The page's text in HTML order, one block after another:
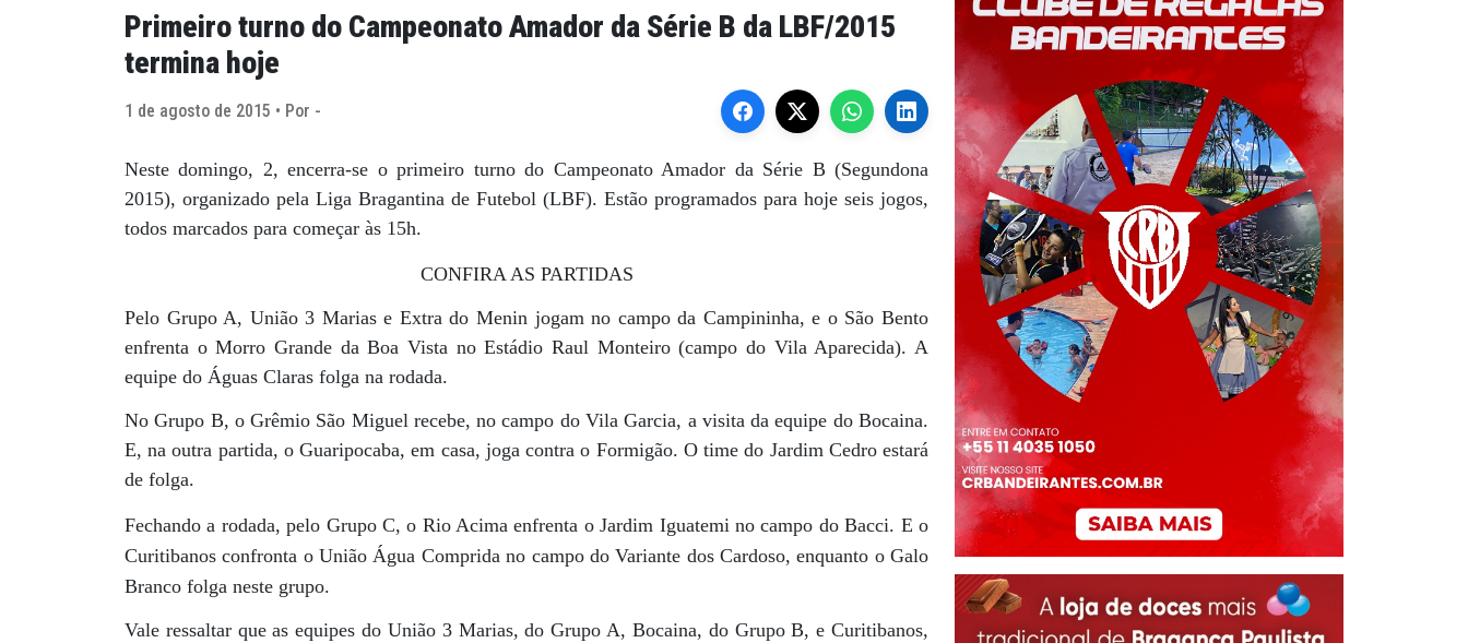
Primeiro turno do Campeonato Amador da Série B da LBF/2015
termina hoje
1 de agosto de 2015 • Por -
Neste domingo, 2, encerra-se o primeiro turno do Campeonato Amador da Série B (Segundona
2015), organizado pela Liga Bragantina de Futebol (LBF). Estão programados para hoje seis jogos,
todos marcados para começar às 15h.
CONFIRA AS PARTIDAS
Pelo Grupo A, União 3 Marias e Extra do Menin jogam no campo da Campininha, e o São Bento
enfrenta o Morro Grande da Boa Vista no Estádio Raul Monteiro (campo do Vila Aparecida). A
equipe do Águas Claras folga na rodada.
No Grupo B, o Grêmio São Miguel recebe, no campo do Vila Garcia, a visita da equipe do Bocaina.
E, na outra partida, o Guaripocaba, em casa, joga contra o Formigão. O time do Jardim Cedro estará
de folga.
Fechando a rodada, pelo Grupo C, o Rio Acima enfrenta o Jardim Iguatemi no campo do Bacci. E o
Curitibanos confronta o União Água Comprida no campo do Variante dos Cardoso, enquanto o Galo
Branco folga neste grupo.
Vale ressaltar que as equipes do União 3 Marias, do Grupo A, Bocaina, do Grupo B, e Curitibanos,